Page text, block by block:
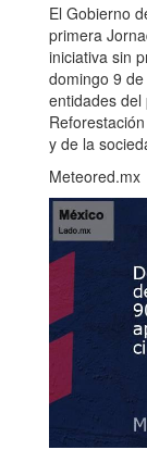
El Gobierno
primera
iniciativa sin
domingo 9
entidades
y de la
Meteored.mx